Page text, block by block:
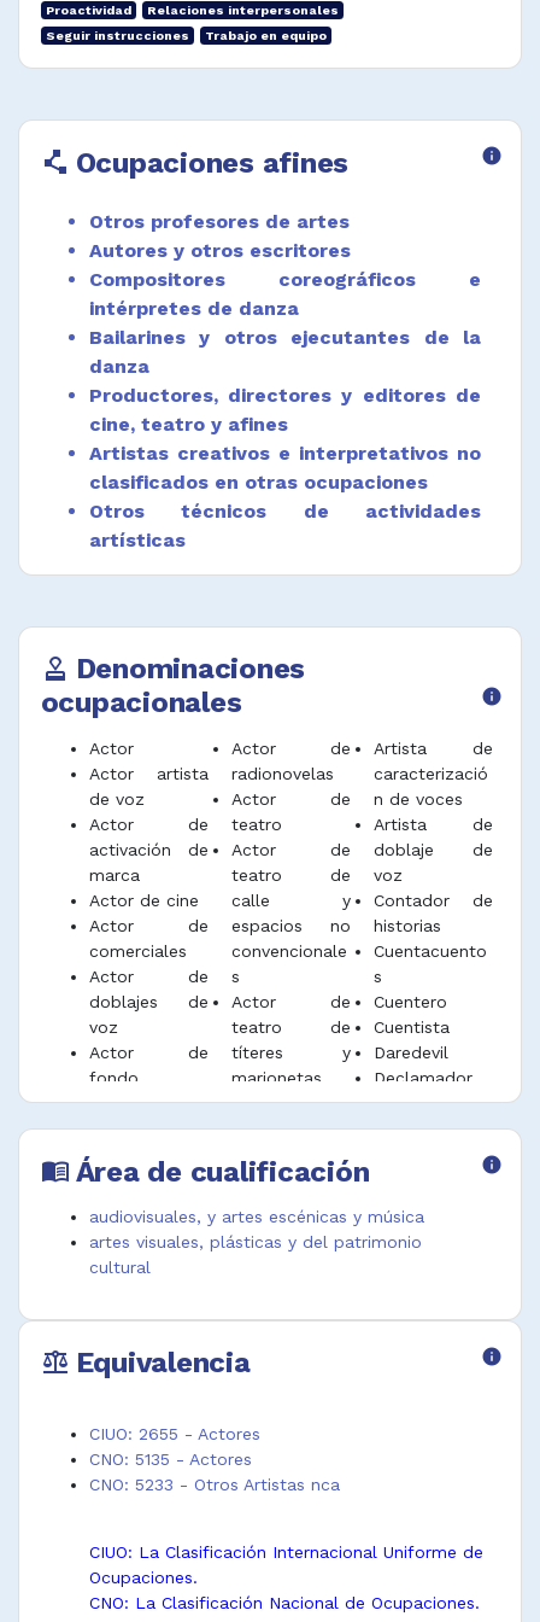
Asistir a las audiciones y castings convocados
para pruebas de los distintos papeles a
representar.
Cantar o bailar según lo requiera el papel
Preparar actores en formación para pruebas
Orientar en la interpretación de guiones,
parlamentos, movimiento y teoría dramática.
Montar dramaturgia de acuerdo con técnicas
de actuación y proyecto escénico.
Interpretar estatuismo de acuerdo con
Interpretar la voz de diversos personajes,
doblarla en el idioma requerido y proponer
adaptaciones del guion original.
Desempeñar funciones afines.
Proactividad
Relaciones interpersonales
Seguir instrucciones
Trabajo en equipo
polyline Ocupaciones afines info
Otros profesores de artes
Autores y otros escritores
Compositores coreográficos e
intérpretes de danza
Bailarines y otros ejecutantes de la
danza
Productores, directores y editores de
cine, teatro y afines
Artistas creativos e interpretativos no
clasificados en otras ocupaciones
Otros técnicos de actividades
artísticas
approval Denominaciones
ocupacionales
info
Actor
Actor artista
de voz
Actor de
activación de
marca
Actor de cine
Actor de
comerciales
Actor de
doblajes de
voz
Actor de
fondo
Actor de
objetos
inanimados
Actor de
Actor de
Actor de
radionovelas
Actor de
teatro
Actor de
teatro de
calle y
espacios no
convencionale
s
Actor de
teatro de
títeres y
marionetas
Actor de
teatro gestual
televisión
Artista de
caracterizació
n de voces
Artista de
doblaje de
voz
Contador de
historias
Cuentacuento
s
Cuentero
Cuentista
Daredevil
Declamador
Doble de
dialogo
Mimo artístico
menu_book Área de cualificación info
audiovisuales, y artes escénicas y música
artes visuales, plásticas y del patrimonio
cultural
balance Equivalencia info
CIUO: 2655 - Actores
CNO: 5135 - Actores
CNO: 5233 - Otros Artistas nca
CIUO: La Clasificación Internacional Uniforme de
Ocupaciones.
CNO: La Clasificación Nacional de Ocupaciones.